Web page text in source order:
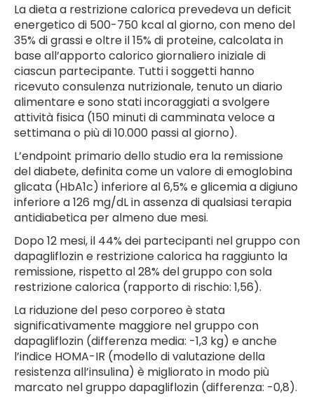
La dieta a restrizione calorica prevedeva un deficit
energetico di 500-750 kcal al giorno, con meno del
35% di grassi e oltre il 15% di proteine, calcolata in
base all’apporto calorico giornaliero iniziale di
ciascun partecipante. Tutti i soggetti hanno
ricevuto consulenza nutrizionale, tenuto un diario
alimentare e sono stati incoraggiati a svolgere
attività fisica (150 minuti di camminata veloce a
settimana o più di 10.000 passi al giorno).
L’endpoint primario dello studio era la remissione
del diabete, definita come un valore di emoglobina
glicata (HbA1c) inferiore al 6,5% e glicemia a digiuno
inferiore a 126 mg/dL in assenza di qualsiasi terapia
antidiabetica per almeno due mesi.
Dopo 12 mesi, il 44% dei partecipanti nel gruppo con
dapagliflozin e restrizione calorica ha raggiunto la
remissione, rispetto al 28% del gruppo con sola
restrizione calorica (rapporto di rischio: 1,56).
La riduzione del peso corporeo è stata
significativamente maggiore nel gruppo con
dapagliflozin (differenza media: -1,3 kg) e anche
l’indice HOMA-IR (modello di valutazione della
resistenza all’insulina) è migliorato in modo più
marcato nel gruppo dapagliflozin (differenza: -0,8).